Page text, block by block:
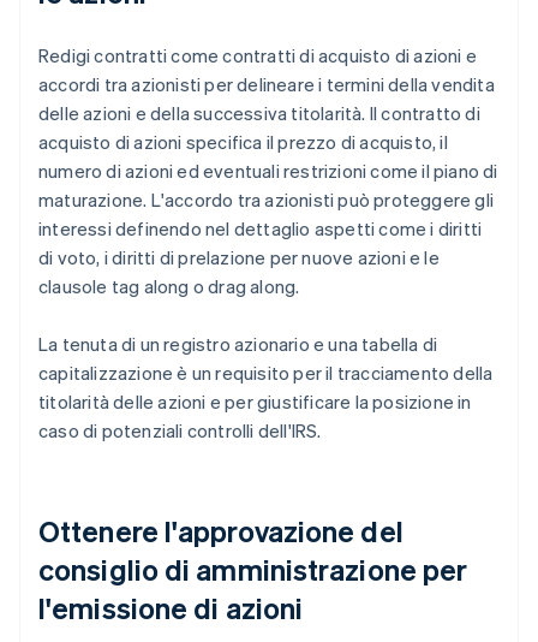
Redigi contratti come contratti di acquisto di azioni e
accordi tra azionisti per delineare i termini della vendita
delle azioni e della successiva titolarità. Il contratto di
acquisto di azioni specifica il prezzo di acquisto, il
numero di azioni ed eventuali restrizioni come il piano di
maturazione. L'accordo tra azionisti può proteggere gli
interessi definendo nel dettaglio aspetti come i diritti
di voto, i diritti di prelazione per nuove azioni e le
clausole tag along o drag along.
La tenuta di un registro azionario e una tabella di
capitalizzazione è un requisito per il tracciamento della
titolarità delle azioni e per giustificare la posizione in
caso di potenziali controlli dell'IRS.
Ottenere l'approvazione del
consiglio di amministrazione per
l'emissione di azioni